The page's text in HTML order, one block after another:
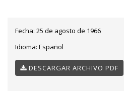
Fecha: 25 de agosto de 1966
Idioma: Español
DESCARGAR ARCHIVO PDF